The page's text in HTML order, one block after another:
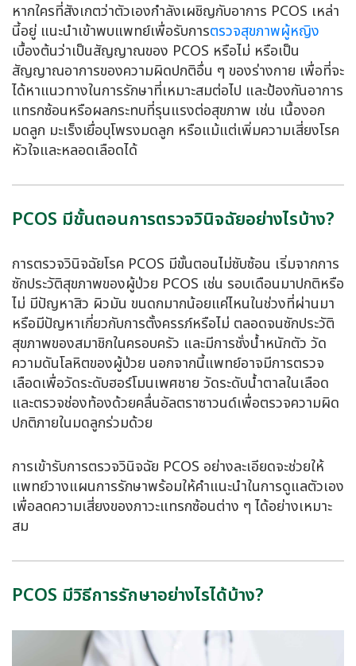
หากใครที่สังเกตว่าตัวเองกำลังเผชิญกับอาการ PCOS เหล่า
นี้อยู่ แนะนำเข้าพบแพทย์เพื่อรับการตรวจสุขภาพผู้หญิง
เบื้องต้นว่าเป็นสัญญาณของ PCOS หรือไม่ หรือเป็น
สัญญาณอาการของความผิดปกติอื่น ๆ ของร่างกาย เพื่อที่จะ
ได้หาแนวทางในการรักษาที่เหมาะสมต่อไป และป้องกันอาการ
แทรกซ้อนหรือผลกระทบที่รุนแรงต่อสุขภาพ เช่น เนื้องอก
มดลูก มะเร็งเยื่อบุโพรงมดลูก หรือแม้แต่เพิ่มความเสี่ยงโรค
หัวใจและหลอดเลือดได้
PCOS มีขั้นตอนการตรวจวินิจฉัยอย่างไรบ้าง?
การตรวจวินิจฉัยโรค PCOS มีขั้นตอนไม่ซับซ้อน เริ่มจากการ
ซักประวัติสุขภาพของผู้ป่วย PCOS เช่น รอบเดือนมาปกติหรือ
ไม่ มีปัญหาสิว ผิวมัน ขนดกมากน้อยแค่ไหนในช่วงที่ผ่านมา
หรือมีปัญหาเกี่ยวกับการตั้งครรภ์หรือไม่ ตลอดจนซักประวัติ
สุขภาพของสมาชิกในครอบครัว และมีการชั่งน้ำหนักตัว วัด
ความดันโลหิตของผู้ป่วย นอกจากนี้แพทย์อาจมีการตรวจ
เลือดเพื่อวัดระดับฮอร์โมนเพศชาย วัดระดับน้ำตาลในเลือด
และตรวจช่องท้องด้วยคลื่นอัลตราซาวนด์เพื่อตรวจความผิด
ปกติภายในมดลูกร่วมด้วย
การเข้ารับการตรวจวินิจฉัย PCOS อย่างละเอียดจะช่วยให้
แพทย์วางแผนการรักษาพร้อมให้คำแนะนำในการดูแลตัวเอง
เพื่อลดความเสี่ยงของภาวะแทรกซ้อนต่าง ๆ ได้อย่างเหมาะ
สม
PCOS มีวิธีการรักษาอย่างไรได้บ้าง?